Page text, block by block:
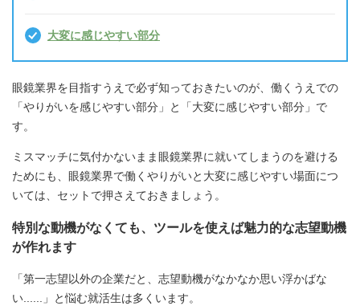
大変に感じやすい部分
眼鏡業界を目指すうえで必ず知っておきたいのが、働くうえでの
「やりがいを感じやすい部分」と「大変に感じやすい部分」で
す。
ミスマッチに気付かないまま眼鏡業界に就いてしまうのを避ける
ためにも、眼鏡業界で働くやりがいと大変に感じやすい場面につ
いては、セットで押さえておきましょう。
特別な動機がなくても、ツールを使えば魅力的な志望動機
が作れます
「第一志望以外の企業だと、志望動機がなかなか思い浮かばな
い......」と悩む就活生は多くいます。